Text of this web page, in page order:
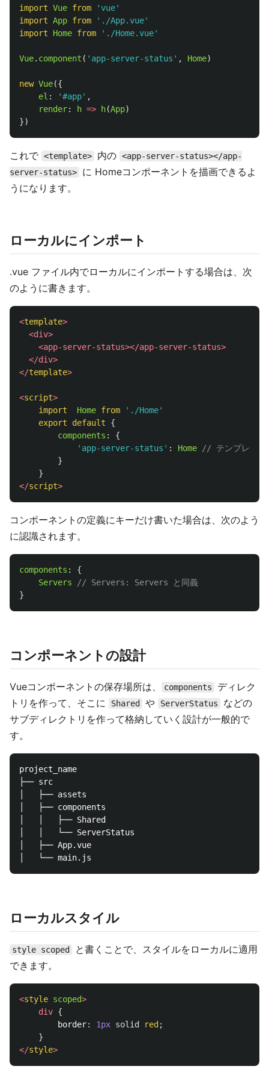
import Vue from ' vue'
import App from ' ./App.vue'
import
Home from ' ./Home.vue'
Vue. component ( ' app-server-status ' , Home)
new Vue({
el : '#app' ,
render: h => h(App)
})
これで <template> 内の <app-server-status></app-
server-status>
に Homeコンポーネントを描画できるよ
うになります。
ローカルにインポート
.vue ファイル内でローカルにインポートする場合は、次
のように書きます。
<template>
<div>
<app-server-status></app-server-status>
</div>
</template>
<script>
import
Home from ' ./Home'
export
default
{
components :
{
' app-server-status ' : Home
// テンプレート
}
}
</script>
コンポーネントの定義にキーだけ書いた場合は、次のよう
に認識されます。
components :
{
Servers
// Servers: Servers と同義
}
コンポーネントの設計
Vueコンポーネントの保存場所は、 components
ディレク
トリを作って、そこに
Shared や ServerStatus
などの
サブディレクトリを作って格納していく設計が一般的で
す。
project_name
├── src
│   ├── assets
│   ├── components
│   │   ├── Shared
│   │   └── ServerStatus
│   ├── App.vue
ローカルスタイル
style scoped
と書くことで、スタイルをローカルに適用
できます。
<style scoped>
div {
border: 1px solid red ;
}
</style>